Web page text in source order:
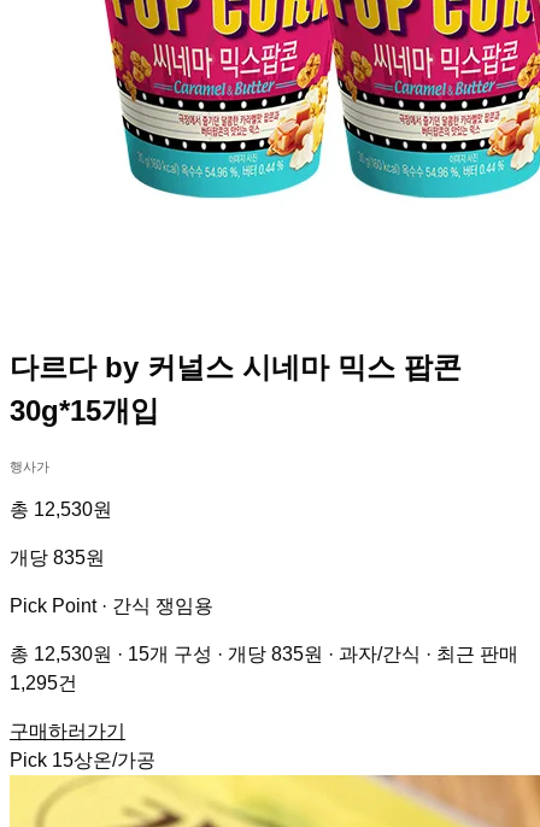
다르다 by 커널스 시네마 믹스 팝콘
30g*15개입
행사가
총 12,530원
개당 835원
Pick Point · 간식 쟁임용
총 12,530원 · 15개 구성 · 개당 835원 · 과자/간식 · 최근 판매
1,295건
구매하러가기
Pick 15상온/가공